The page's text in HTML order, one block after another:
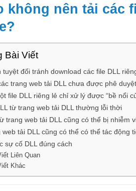
không nên tải các
Bài Viết
tuyệt đối tránh download các file DLL
trang web tải DLL chưa được phê
file DLL riêng lẻ chỉ xử lý được “bề nổi
từ trang web tải DLL thường lỗi thời
trang web tải DLL cũng có thể bị nhiễm
web tải DLL cũng có thể có thể tác động
sự cố DLL đúng cách
Liên Quan
Khác